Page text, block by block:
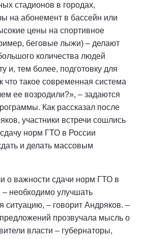
стадионов в городах,
на абонемент в бассейн или
цены на спортивное
беговые лыжи) – делают
количества людей
и, тем более, подготовку для
что такое современная система
ее возродили?», – задаются
Как рассказал после
участники встречи сошлись
норм ГТО в России
и делать массовым
о важности сдачи норм ГТО в
– необходимо улучшать
– говорит Андряков. –
прозвучала мысль о
власти – губернаторы,